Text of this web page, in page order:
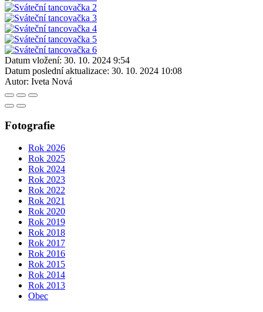
Datum vložení: 30. 10. 2024 9:54
Datum poslední aktualizace: 30. 10. 2024 10:08
Autor: Iveta Nová
Fotografie
Rok 2026
Rok 2025
Rok 2024
Rok 2023
Rok 2022
Rok 2021
Rok 2020
Rok 2019
Rok 2018
Rok 2017
Rok 2016
Rok 2015
Rok 2014
Rok 2013
Obec